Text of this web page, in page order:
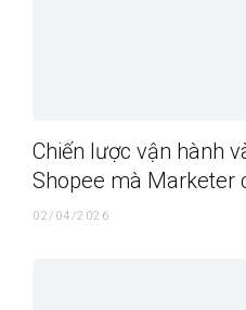
Chiến lược vận hành
Shopee mà Marketer
02/04/2026